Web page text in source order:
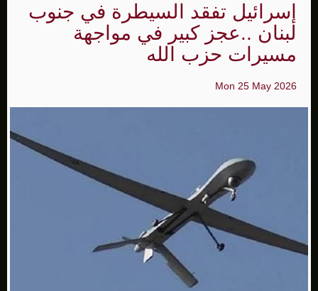
إسرائيل تفقد السيطرة في جنوب
لبنان ..عجز كبير في مواجهة
مسيرات حزب الله
Mon 25 May 2026